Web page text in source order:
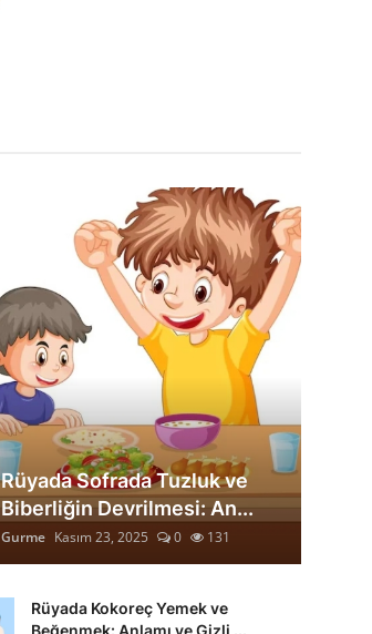
Rüyada Sofrada Tuzluk ve
Biberliğin Devrilmesi: An...
Gurme Kasım 23, 2025 0 131
Rüyada Kokoreç Yemek ve
Beğenmek: Anlamı ve Gizli ...